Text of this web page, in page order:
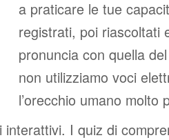
a praticare le tue
registrati, poi riascoltati
pronuncia con quella
non utilizziamo voci
l’orecchio umano molto
interattivi. I quiz di